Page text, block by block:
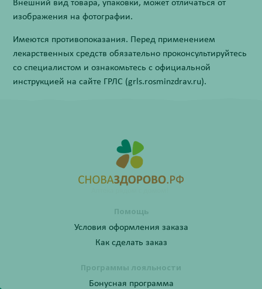
Внешний вид товара, упаковки, может отличаться от
изображения на фотографии.
Имеются противопоказания. Перед применением
лекарственных средств обязательно проконсультируйтесь
со специалистом и ознакомьтесь с официальной
инструкцией на сайте ГРЛС (grls.rosminzdrav.ru).
Помощь
Условия оформления заказа
Как сделать заказ
Программы лояльности
Бонусная программа